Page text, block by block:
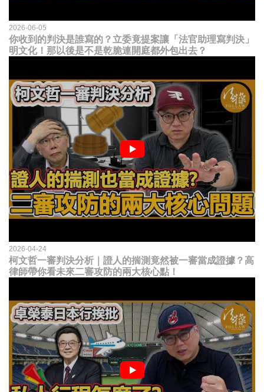
2026-06-05
你收到的判決是誰寫的？立委竟提案讓「法官助理寫判決」
明文化！那以後是不是乾脆連開庭都外包出去？
2026-04-24
柯文哲一審判決分析｜證人的揣測竟然被一審當成證據？高
律師帶你看未來二審攻防的兩大核心點！